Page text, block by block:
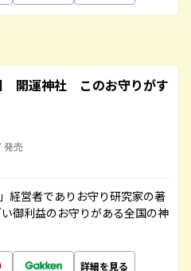
開運神社 このお守りがす
発売
経営者でありお守り研究家の著
御利益のお守りがある全国の神
詳細を見る